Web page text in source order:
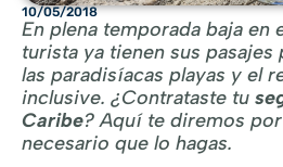
10/05/2018
En plena temporada baja en
turista ya tienen sus pasajes
las paradisíacas playas y el
inclusive. ¿Contrataste tu
Caribe? Aquí te diremos
necesario que lo hagas.